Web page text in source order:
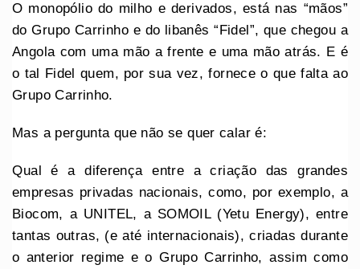
O monopólio do milho e derivados, está nas “mãos”
do Grupo Carrinho e do libanês “Fidel”, que chegou a
Angola com uma mão a frente e uma mão atrás. E é
o tal Fidel quem, por sua vez, fornece o que falta ao
Grupo Carrinho.
Mas a pergunta que não se quer calar é:
⁠Qual é a diferença entre a criação das grandes
empresas privadas nacionais, como, por exemplo, a
Biocom, a UNITEL, a SOMOIL (Yetu Energy), entre
tantas outras, (e até internacionais), criadas durante
o anterior regime e o Grupo Carrinho, assim como